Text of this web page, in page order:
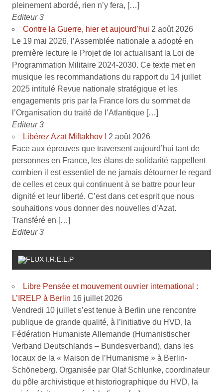
pleinement abordé, rien n’y fera, […]
Editeur 3
Contre la Guerre, hier et aujourd’hui 2 août 2026
Le 19 mai 2026, l’Assemblée nationale a adopté en
première lecture le Projet de loi actualisant la Loi de
Programmation Militaire 2024-2030. Ce texte met en
musique les recommandations du rapport du 14 juillet
2025 intitulé Revue nationale stratégique et les
engagements pris par la France lors du sommet de
l’Organisation du traité de l’Atlantique […]
Editeur 3
Libérez Azat Miftakhov ! 2 août 2026
Face aux épreuves que traversent aujourd’hui tant de
personnes en France, les élans de solidarité rappellent
combien il est essentiel de ne jamais détourner le regard
de celles et ceux qui continuent à se battre pour leur
dignité et leur liberté. C’est dans cet esprit que nous
souhaitions vous donner des nouvelles d’Azat.
Transféré en […]
Editeur 3
I.R.E.L.P
Libre Pensée et mouvement ouvrier international :
L’IRELP à Berlin 16 juillet 2026
Vendredi 10 juillet s’est tenue à Berlin une rencontre
publique de grande qualité, à l’initiative du HVD, la
Fédération Humaniste Allemande (Humanistischer
Verband Deutschlands – Bundesverband), dans les
locaux de la « Maison de l’Humanisme » à Berlin-
Schöneberg. Organisée par Olaf Schlunke, coordinateur
du pôle archivistique et historiographique du HVD, la